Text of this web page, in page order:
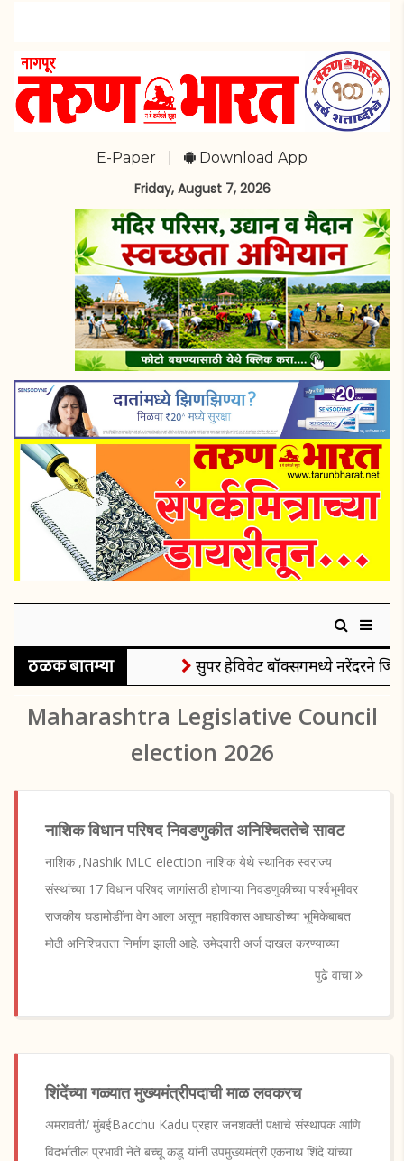
E-Paper Download App
Friday, August 7, 2026
ठळक बातम्या सुपर हेविवेट बॉक्सिंगमध्ये नरेंदरने
Maharashtra Legislative Council
election 2026
नाशिक विधान परिषद निवडणुकीत अनिश्चिततेचे सावट
नाशिक ,Nashik MLC election नाशिक येथे स्थानिक स्वराज्य
संस्थांच्या 17 विधान परिषद जागांसाठी होणाऱ्या निवडणुकीच्या पार्श्वभूमीवर
राजकीय घडामोडींना वेग आला असून महाविकास आघाडीच्या भूमिकेबाबत
मोठी अनिश्चितता निर्माण झाली आहे. उमेदवारी अर्ज दाखल करण्याच्या
पुढे वाचा
शिंदेंच्या गळ्यात मुख्यमंत्रीपदाची माळ लवकरच
अमरावती/ मुंबईBacchu Kadu प्रहार जनशक्ती पक्षाचे संस्थापक आणि
विदर्भातील प्रभावी नेते बच्चू कडू यांनी उपमुख्यमंत्री एकनाथ शिंदे यांच्या